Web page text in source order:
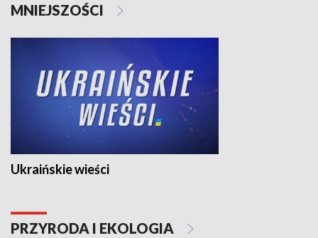
MNIEJSZOŚCI
Ukraińskie wieści
PRZYRODA I EKOLOGIA